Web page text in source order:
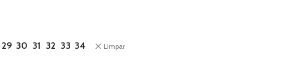
29 30 31 32 33 34 Limpar